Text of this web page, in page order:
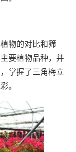
物的对比和筛
要植物品种，并
掌握了三角梅立
。